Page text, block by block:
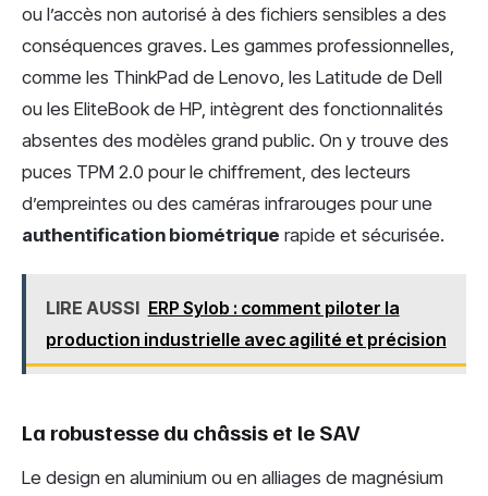
ou l’accès non autorisé à des fichiers sensibles a des
conséquences graves. Les gammes professionnelles,
comme les ThinkPad de Lenovo, les Latitude de Dell
ou les EliteBook de HP, intègrent des fonctionnalités
absentes des modèles grand public. On y trouve des
puces TPM 2.0 pour le chiffrement, des lecteurs
d’empreintes ou des caméras infrarouges pour une
authentification biométrique rapide et sécurisée.
LIRE AUSSI ERP Sylob : comment piloter la
production industrielle avec agilité et précision
La robustesse du châssis et le SAV
Le design en aluminium ou en alliages de magnésium